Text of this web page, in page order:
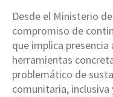
Desde el Ministerio
compromiso de
que implica
herramientas
problemático de
comunitaria, inclusiva